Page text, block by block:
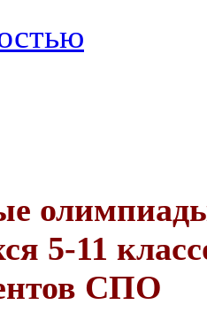
5-11
СПО